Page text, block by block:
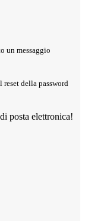
un messaggio
della password
posta elettronica!